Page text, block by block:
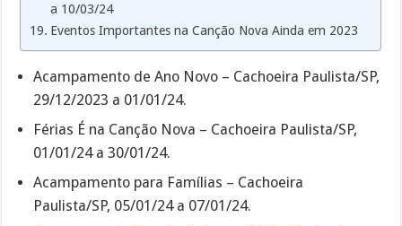
a 10/03/24
Eventos Importantes na Canção Nova Ainda em 2023
Acampamento de Ano Novo – Cachoeira Paulista/SP,
29/12/2023 a 01/01/24.
Férias É na Canção Nova – Cachoeira Paulista/SP,
01/01/24 a 30/01/24.
Acampamento para Famílias – Cachoeira
Paulista/SP, 05/01/24 a 07/01/24.